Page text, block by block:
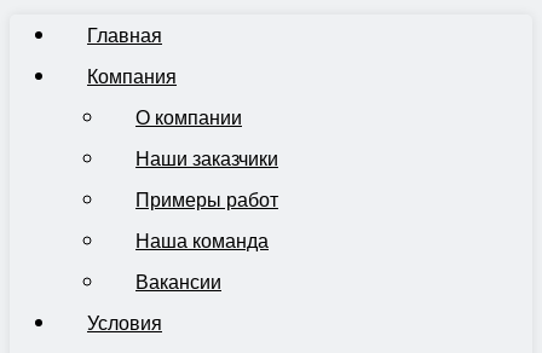
Главная
Компания
О компании
Наши заказчики
Примеры работ
Наша команда
Вакансии
Условия